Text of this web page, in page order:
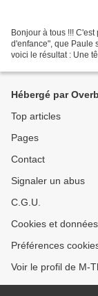
Bonjour à tous !!!
d'enfance", que Paule
voici le résultat : Une
Hébergé par
Top articles
Pages
Contact
Signaler un abus
C.G.U.
Cookies et
Préférences
Voir le profil de M-